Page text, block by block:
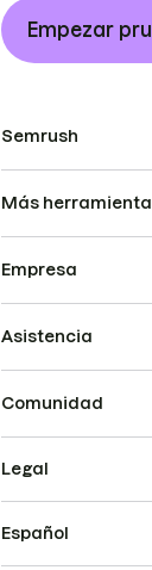
Empezar
Semrush
Más
Empresa
Asistencia
Comunidad
Legal
Español